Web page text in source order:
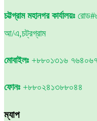
চট্টগ্রাম মহানগর কার্যালয়ঃ
আ/এ,চট্রগ্রাম
মোবাইলঃ +৮৮০১৩১৬
ফোনঃ +৮৮০২৪১৩৮৮০৪৪
ম্যাপ